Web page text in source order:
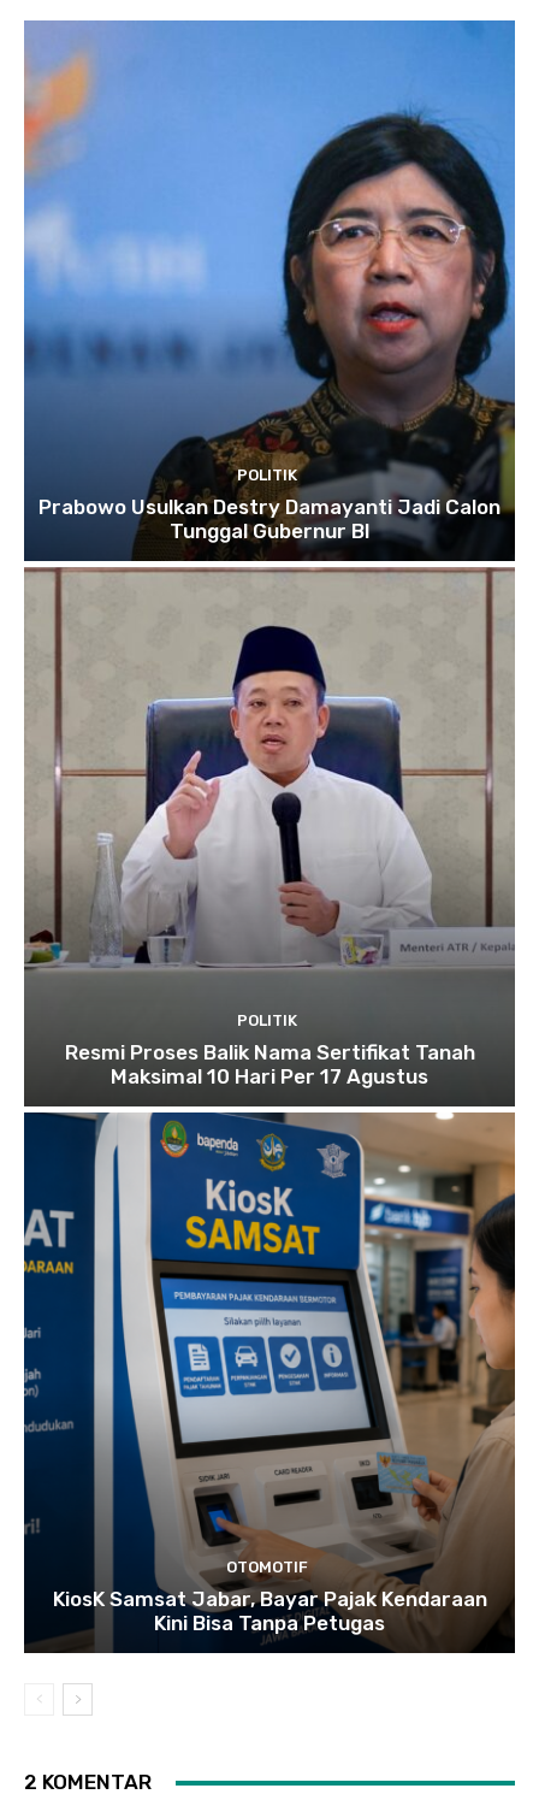
POLITIK
Prabowo Usulkan Destry Damayanti Jadi Calon
Tunggal Gubernur BI
POLITIK
Resmi Proses Balik Nama Sertifikat Tanah
Maksimal 10 Hari Per 17 Agustus
OTOMOTIF
KiosK Samsat Jabar, Bayar Pajak Kendaraan
Kini Bisa Tanpa Petugas
2 KOMENTAR